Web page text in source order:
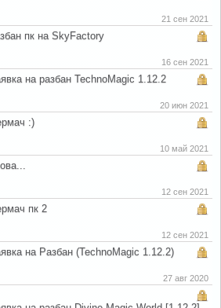
21 сен 2021
пк на SkyFactory
16 сен 2021
на разбан TechnoMagic 1.12.2
20 июн 2021
:)
10 май 2021
12 сен 2021
пк 2
12 сен 2021
на Разбан (TechnoMagic 1.12.2)
27 авг 2020